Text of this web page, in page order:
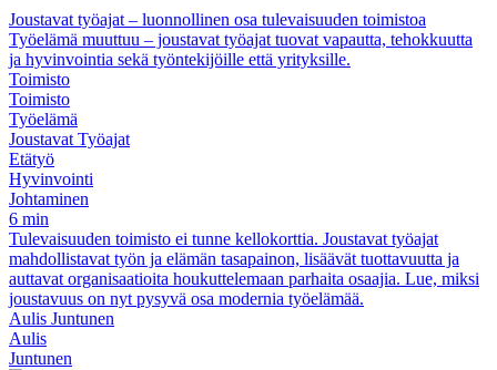
Joustavat työajat – luonnollinen osa tulevaisuuden toimistoa
Työelämä muuttuu – joustavat työajat tuovat vapautta, tehokkuutta
ja hyvinvointia sekä työntekijöille että yrityksille.
Toimisto
Toimisto
Työelämä
Joustavat Työajat
Etätyö
Hyvinvointi
Johtaminen
6 min
Tulevaisuuden toimisto ei tunne kellokorttia. Joustavat työajat
mahdollistavat työn ja elämän tasapainon, lisäävät tuottavuutta ja
auttavat organisaatioita houkuttelemaan parhaita osaajia. Lue, miksi
joustavuus on nyt pysyvä osa modernia työelämää.
Aulis Juntunen
Aulis
Juntunen